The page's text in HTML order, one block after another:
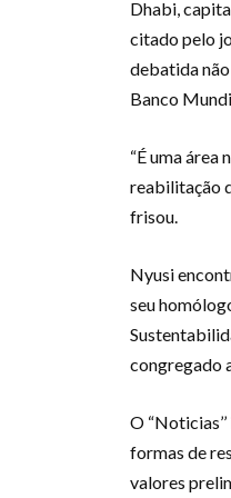
Dhabi,
citado pelo
debatida
Banco
“É uma
reabilitação
frisou.
Nyusi
seu
congregado
O
formas de
valores